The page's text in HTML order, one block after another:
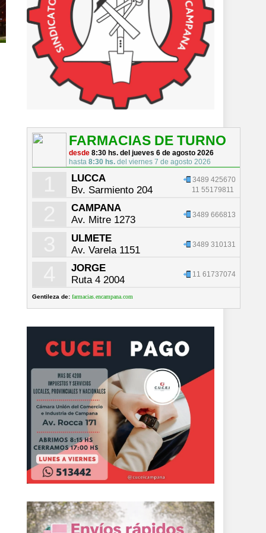
FARMACIAS DE TURNO
desde 8:30 hs. del jueves 6 de agosto 2026
hasta 8:30 hs.del viernes 7 de agosto 2026
LUCCA
Bv. Sarmiento 204
3489 425670
11 55179811
CAMPANA
Av. Mitre 1273
3489 666813
ULMETE
Av. Varela 1151
3489 310131
JORGE
Ruta 4 2004
11 61737074
Gentileza de: farmacias.encampana.com